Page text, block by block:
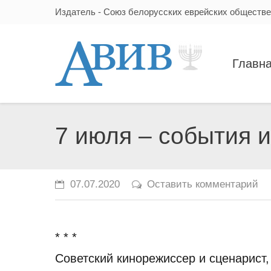
Издатель - Союз белорусских еврейских
7 июля – события
07.07.2020 Оставить комментарий
* * *
Советский кинорежиссер и